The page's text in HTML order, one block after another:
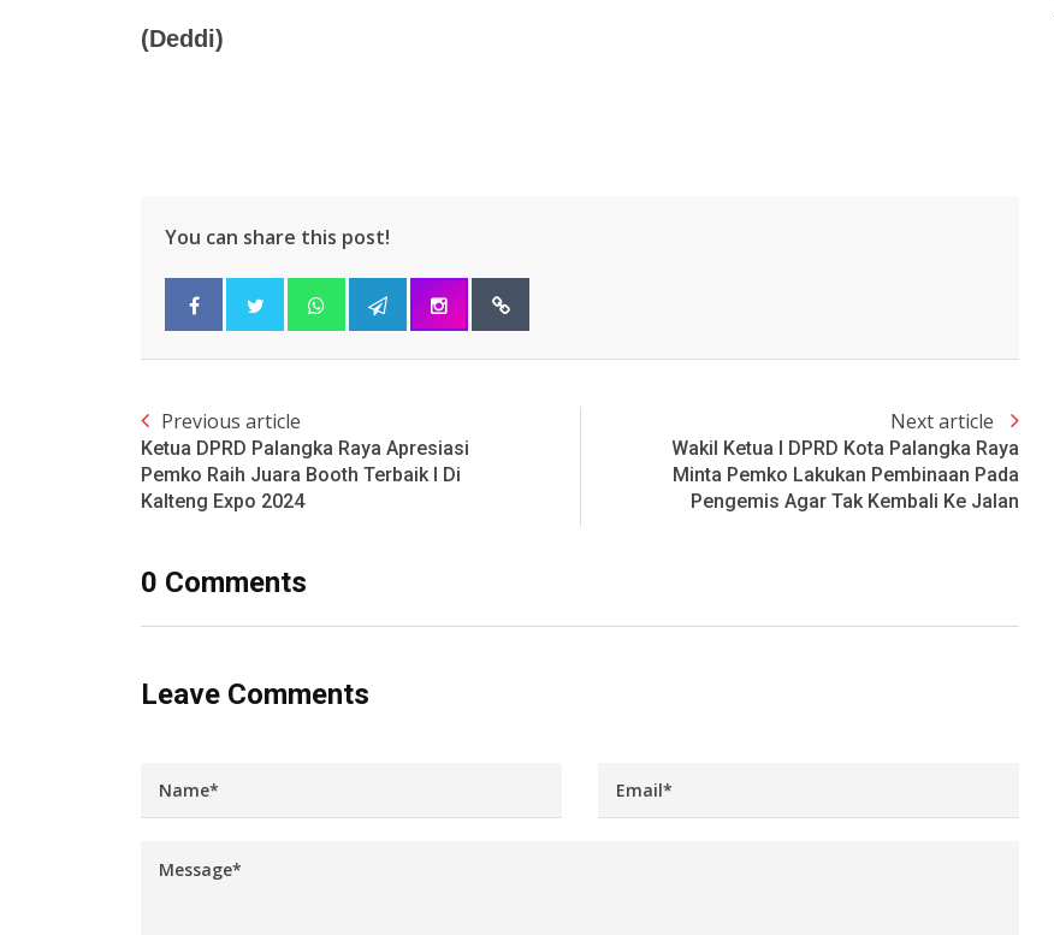
(Deddi)
You can share this post!
Previous article
Ketua DPRD Palangka Raya Apresiasi
Pemko Raih Juara Booth Terbaik I Di
Kalteng Expo 2024
Next article
Wakil Ketua I DPRD Kota Palangka Raya
Minta Pemko Lakukan Pembinaan Pada
Pengemis Agar Tak Kembali Ke Jalan
0 Comments
Leave Comments